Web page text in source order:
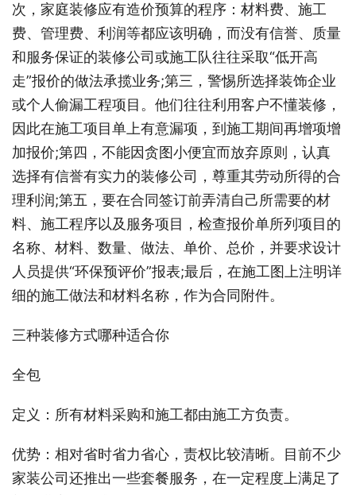
次，家庭装修应有造价预算的程序：材料费、施工
费、管理费、利润等都应该明确，而没有信誉、质量
和服务保证的装修公司或施工队往往采取“低开高
走”报价的做法承揽业务;第三，警惕所选择装饰企业
或个人偷漏工程项目。他们往往利用客户不懂装修，
因此在施工项目单上有意漏项，到施工期间再增项增
加报价;第四，不能因贪图小便宜而放弃原则，认真
选择有信誉有实力的装修公司，尊重其劳动所得的合
理利润;第五，要在合同签订前弄清自己所需要的材
料、施工程序以及服务项目，检查报价单所列项目的
名称、材料、数量、做法、单价、总价，并要求设计
人员提供“环保预评价”报表;最后，在施工图上注明详
细的施工做法和材料名称，作为合同附件。
三种装修方式哪种适合你
全包
定义：所有材料采购和施工都由施工方负责。
优势：相对省时省力省心，责权比较清晰。目前不少
家装公司还推出一些套餐服务，在一定程度上满足了